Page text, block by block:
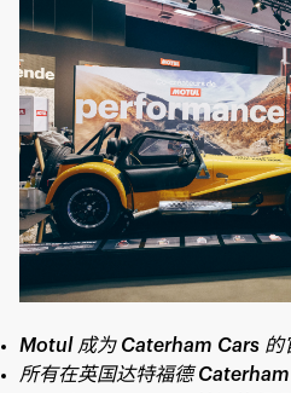
Motul 成为 Caterham Cars 的
所有在英国达特福德